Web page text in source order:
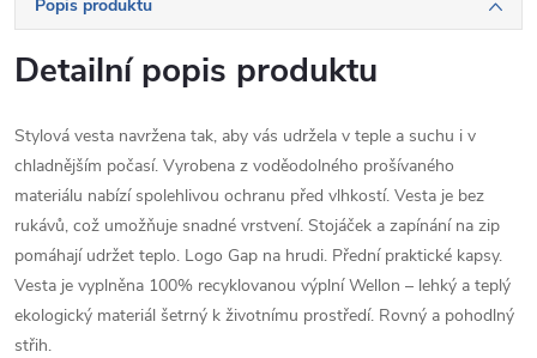
Popis produktu
Detailní popis produktu
Stylová vesta navržena tak, aby vás udržela v teple a suchu i v
chladnějším počasí. Vyrobena z voděodolného prošívaného
materiálu nabízí spolehlivou ochranu před vlhkostí. Vesta je bez
rukávů, což umožňuje snadné vrstvení. Stojáček a zapínání na zip
pomáhají udržet teplo. Logo Gap na hrudi. Přední praktické kapsy.
Vesta je vyplněna 100% recyklovanou výplní Wellon – lehký a teplý
ekologický materiál šetrný k životnímu prostředí. Rovný a pohodlný
střih.